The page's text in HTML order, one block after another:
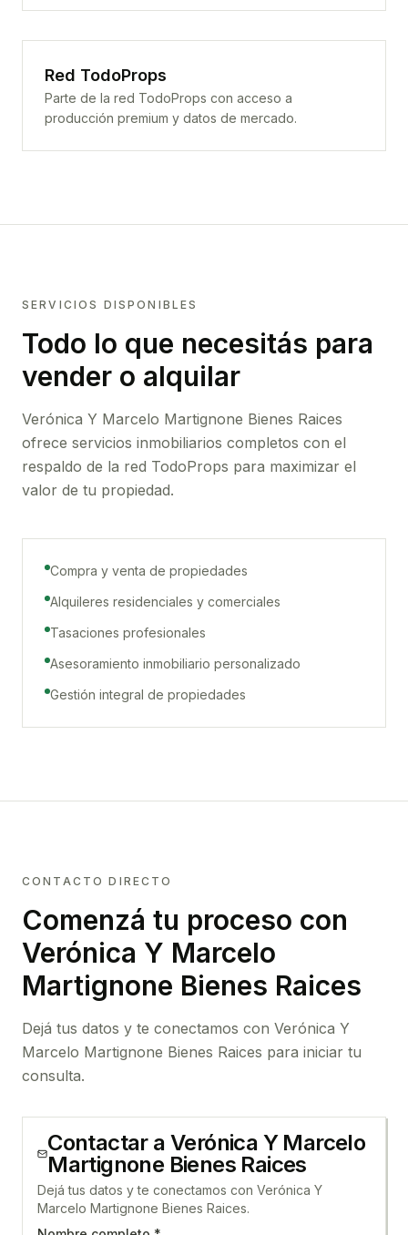
Red TodoProps
Parte de la red TodoProps con acceso a
producción premium y datos de mercado.
SERVICIOS DISPONIBLES
Todo lo que necesitás para
vender o alquilar
Verónica Y Marcelo Martignone Bienes Raices
ofrece servicios inmobiliarios completos con el
respaldo de la red TodoProps para maximizar el
valor de tu propiedad.
Compra y venta de propiedades
Alquileres residenciales y comerciales
Tasaciones profesionales
Asesoramiento inmobiliario personalizado
Gestión integral de propiedades
CONTACTO DIRECTO
Comenzá tu proceso con
Verónica Y Marcelo
Martignone Bienes Raices
Dejá tus datos y te conectamos con Verónica Y
Marcelo Martignone Bienes Raices para iniciar tu
consulta.
Contactar a Verónica Y Marcelo
Martignone Bienes Raices
Dejá tus datos y te conectamos con Verónica Y
Marcelo Martignone Bienes Raices.